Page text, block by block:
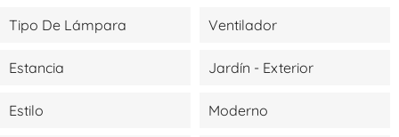
Tipo De Lámpara Ventilador
Estancia Jardín - Exterior
Estilo Moderno